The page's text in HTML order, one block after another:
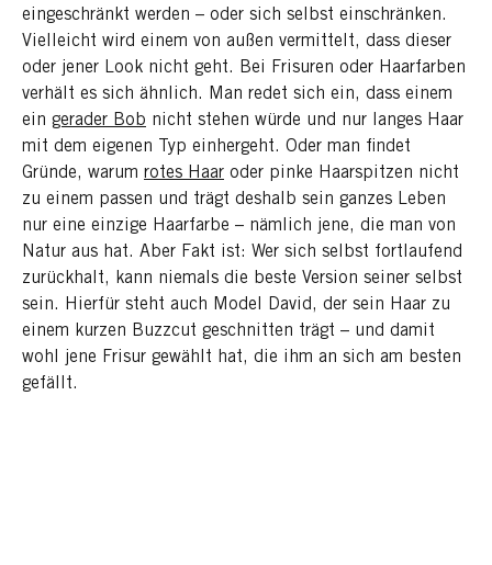
eingeschränkt werden – oder sich selbst einschränken.
Vielleicht wird einem von außen vermittelt, dass dieser
oder jener Look nicht geht. Bei Frisuren oder Haarfarben
verhält es sich ähnlich. Man redet sich ein, dass einem
ein gerader Bob nicht stehen würde und nur langes Haar
mit dem eigenen Typ einhergeht. Oder man findet
Gründe, warum rotes Haar oder pinke Haarspitzen nicht
zu einem passen und trägt deshalb sein ganzes Leben
nur eine einzige Haarfarbe – nämlich jene, die man von
Natur aus hat. Aber Fakt ist: Wer sich selbst fortlaufend
zurückhalt, kann niemals die beste Version seiner selbst
sein. Hierfür steht auch Model David, der sein Haar zu
einem kurzen Buzzcut geschnitten trägt – und damit
wohl jene Frisur gewählt hat, die ihm an sich am besten
gefällt.